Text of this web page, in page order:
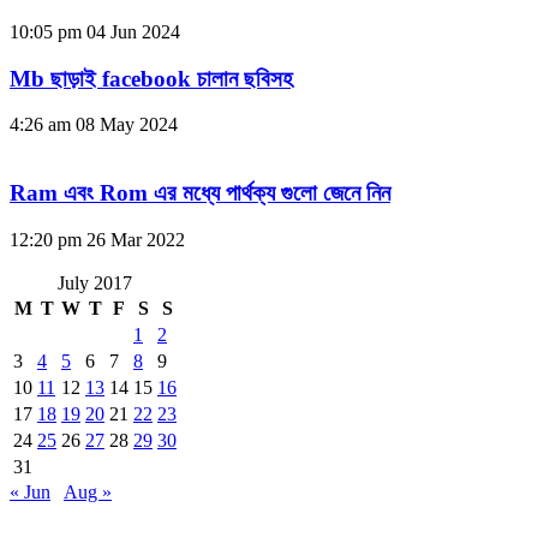
10:05 pm 04 Jun 2024
Mb ছাড়াই facebook চালান ছবিসহ
4:26 am 08 May 2024
Ram এবং Rom এর মধ্যে পার্থক্য গুলো জেনে নিন
12:20 pm 26 Mar 2022
July 2017
M T W T F S
S
1
2
3
4 5 6 7 8
9
10 11 12 13 14 15 16
17 18 19 20 21 22 23
24 25 26 27 28 29 30
31
« Jun
Aug »